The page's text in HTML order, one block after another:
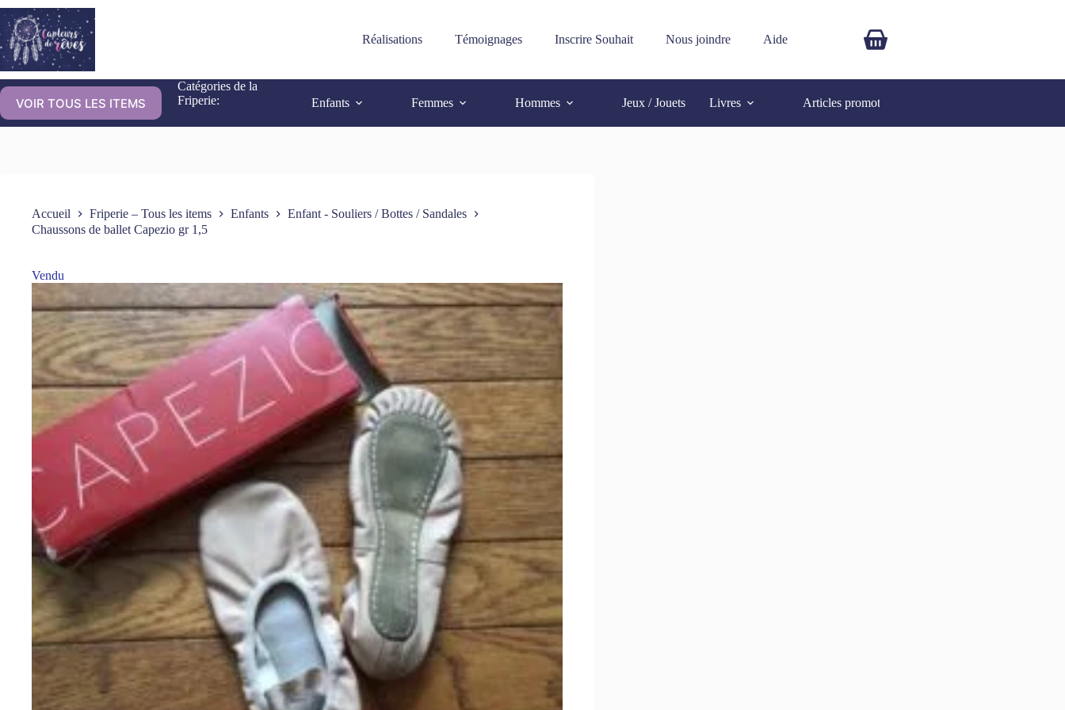
Réalisations Témoignages Inscrire Souhait Nous joindre Aide
VOIR TOUS LES ITEMS
Catégories de la
Friperie:
Enfants Femmes Hommes Jeux / Jouets Livres Articles promotionnels
Accueil Friperie – Tous les items Enfants
Enfant - Souliers / Bottes / Sandales
Chaussons de ballet Capezio gr 1,5
Vendu